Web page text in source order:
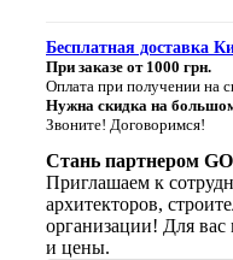
Бесплатная доставка
При заказе от 1000 грн.
Оплата при получении на
Нужна скидка на
Звоните! Договоримся!
Стань партнером
Приглашаем к
архитекторов,
организации! Для
и цены.